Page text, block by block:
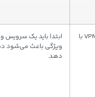
انتخاب سرویس VPN با
ابتدا باید یک سرویس
ویژگی باعث می‌شود
دهد.